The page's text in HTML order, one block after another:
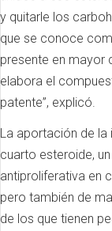
y quitarle los
que se conoce
presente en mayor
elabora el
patente”, explicó.
La aportación de la
cuarto esteroide,
antiproliferativa en
pero también de
de los que tienen